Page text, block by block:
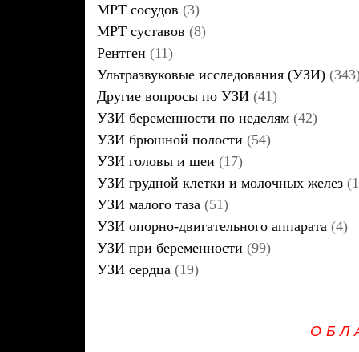
МРТ сосудов (3)
МРТ суставов (8)
Рентген (11)
Ультразвуковые исследования (УЗИ)
Другие вопросы по УЗИ (41)
УЗИ беременности по неделям (42)
УЗИ брюшной полости (54)
УЗИ головы и шеи (17)
УЗИ грудной клетки и молочных желез
УЗИ малого таза (51)
УЗИ опорно-двигательного аппарата (4)
УЗИ при беременности (99)
УЗИ сердца (19)